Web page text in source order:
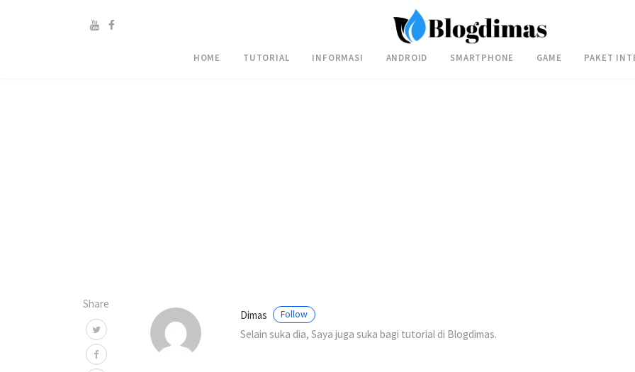
HOME TUTORIAL INFORMASI ANDROID SMARTPHONE GAME PAKET
Share
Dimas Follow
Selain suka dia, Saya juga suka bagi tutorial di Blogdimas.